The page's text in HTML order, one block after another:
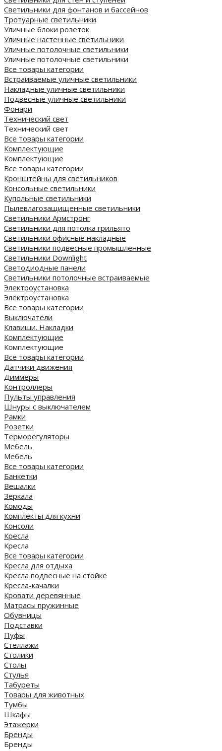
Светильники для фонтанов и бассейнов
Тротуарные светильники
Уличные блоки розеток
Уличные настенные светильники
Уличные потолочные светильники
Уличные потолочные светильники
Все товары категории
Встраиваемые уличные светильники
Накладные уличные светильники
Подвесные уличные светильники
Фонари
Технический свет
Технический свет
Все товары категории
Комплектующие
Комплектующие
Все товары категории
Кронштейны для светильников
Консольные светильники
Купольные светильники
Пылевлагозащищенные светильники
Светильники Армстронг
Светильники для потолка грильято
Светильники офисные накладные
Светильники подвесные промышленные
Светильники Downlight
Светодиодные панели
Cветильники потолочные встраиваемые
Электроустановка
Электроустановка
Все товары категории
Выключатели
Клавиши. Накладки
Комплектующие
Комплектующие
Все товары категории
Датчики движения
Диммеры
Контроллеры
Пульты управления
Шнуры с выключателем
Рамки
Розетки
Терморегуляторы
Мебель
Мебель
Все товары категории
Банкетки
Вешалки
Зеркала
Комоды
Комплекты для кухни
Консоли
Кресла
Кресла
Все товары категории
Кресла для отдыха
Кресла подвесные на стойке
Кресла-качалки
Кровати деревянные
Матрасы пружинные
Обувницы
Подставки
Пуфы
Стеллажи
Столики
Столы
Стулья
Табуреты
Товары для животных
Тумбы
Шкафы
Этажерки
Бренды
Бренды